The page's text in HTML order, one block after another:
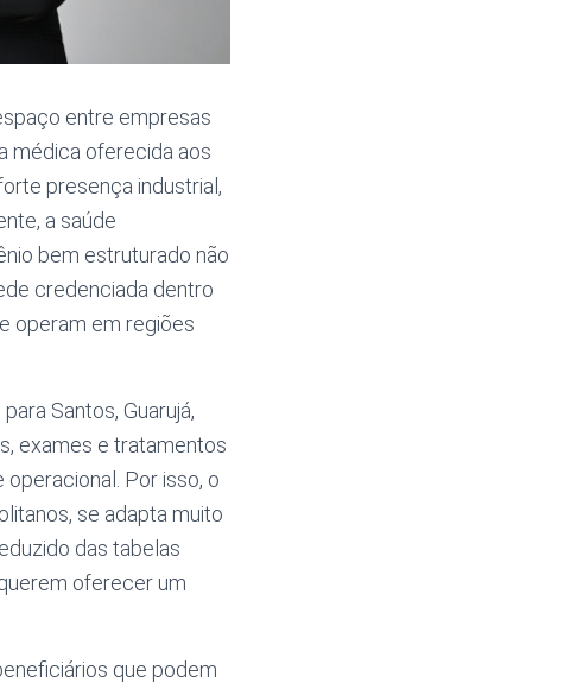
entre empresas
médica oferecida aos
presença industrial,
a saúde
bem estruturado não
credenciada dentro
operam em regiões
Santos, Guarujá,
exames e tratamentos
Por isso, o
se adapta muito
das tabelas
oferecer um
que podem